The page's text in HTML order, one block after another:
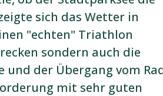
sich das Wetter in
"echten" Triathlon
sondern auch die
und der Übergang vom
mit sehr guten